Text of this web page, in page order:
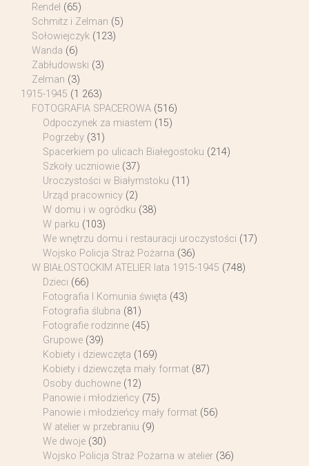
Rendel (65)
Schmitz i Zelman (5)
Sołowiejczyk (123)
Wanda (6)
Zabłudowski (3)
Zelman (3)
1915-1945 (1 263)
FOTOGRAFIA SPACEROWA (516)
Odpoczynek za miastem (15)
Pogrzeby (31)
Spacerkiem po ulicach Białegostoku (214)
Szkoły uczniowie (37)
Uroczystości w Białymstoku (11)
Urząd pracownicy (2)
W domu i w ogródku (38)
W parku (103)
We wnętrzu domu i restauracji uroczystości (17)
Wojsko Policja Straż Pożarna (36)
W BIAŁOSTOCKIM ATELIER lata 1915-1945 (748)
Dzieci (66)
Fotografia I Komunia święta (43)
Fotografia ślubna (81)
Fotografie rodzinne (45)
Grupowe (39)
Kobiety i dziewczęta (169)
Kobiety i dziewczęta mały format (87)
Osoby duchowne (12)
Panowie i młodzieńcy (75)
Panowie i młodzieńcy mały format (56)
W atelier w przebraniu (9)
We dwoje (30)
Wojsko Policja Straż Pożarna w atelier (36)